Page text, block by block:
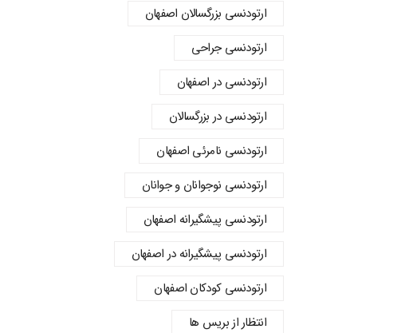
ارتودنسی بزرگسالان اصفهان
ارتودنسی جراحی
ارتودنسی در اصفهان
ارتودنسی در بزرگسالان
ارتودنسی نامرئی اصفهان
ارتودنسی نوجوانان و جوانان
ارتودنسی پیشگیرانه اصفهان
ارتودنسی پیشگیرانه در اصفهان
ارتودنسی کودکان اصفهان
انتظار از بریس ها